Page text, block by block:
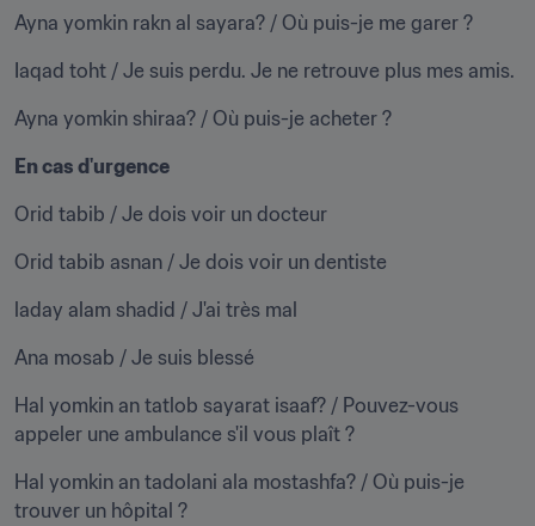
Ayna yomkin rakn al sayara? / Où puis-je me garer ?
Iaqad toht / Je suis perdu. Je ne retrouve plus mes amis.
Ayna yomkin shiraa? / Où puis-je acheter ?
En cas d'urgence
Orid tabib / Je dois voir un docteur
Orid tabib asnan / Je dois voir un dentiste
laday alam shadid / J'ai très mal
Ana mosab / Je suis blessé
Hal yomkin an tatlob sayarat isaaf? / Pouvez-vous
appeler une ambulance s'il vous plaît ?
Hal yomkin an tadolani ala mostashfa? / Où puis-je
trouver un hôpital ?